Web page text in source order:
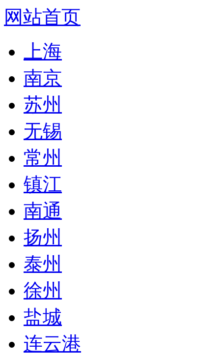
网站首页
上海
南京
苏州
无锡
常州
镇江
南通
扬州
泰州
徐州
盐城
连云港